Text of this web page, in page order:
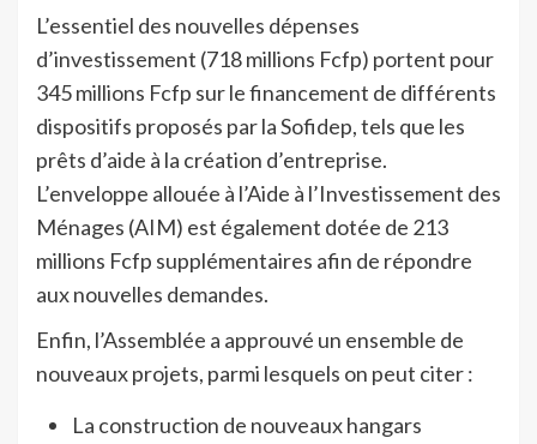
L’essentiel des nouvelles dépenses
d’investissement (718 millions Fcfp) portent pour
345 millions Fcfp sur le financement de différents
dispositifs proposés par la Sofidep, tels que les
prêts d’aide à la création d’entreprise.
L’enveloppe allouée à l’Aide à l’Investissement des
Ménages (AIM) est également dotée de 213
millions Fcfp supplémentaires afin de répondre
aux nouvelles demandes.
Enfin, l’Assemblée a approuvé un ensemble de
nouveaux projets, parmi lesquels on peut citer :
La construction de nouveaux hangars